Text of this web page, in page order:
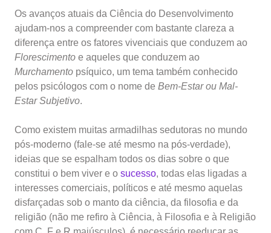
Os avanços atuais da Ciência do Desenvolvimento
ajudam-nos a compreender com bastante clareza a
diferença entre os fatores vivenciais que conduzem ao
Florescimento e aqueles que conduzem ao
Murchamento psíquico, um tema também conhecido
pelos psicólogos com o nome de Bem-Estar ou Mal-
Estar Subjetivo.
Como existem muitas armadilhas sedutoras no mundo
pós-moderno (fale-se até mesmo na pós-verdade),
ideias que se espalham todos os dias sobre o que
constitui o bem viver e o sucesso, todas elas ligadas a
interesses comerciais, políticos e até mesmo aquelas
disfarçadas sob o manto da ciência, da filosofia e da
religião (não me refiro à Ciência, à Filosofia e à Religião